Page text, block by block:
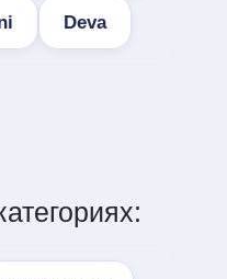
Deva